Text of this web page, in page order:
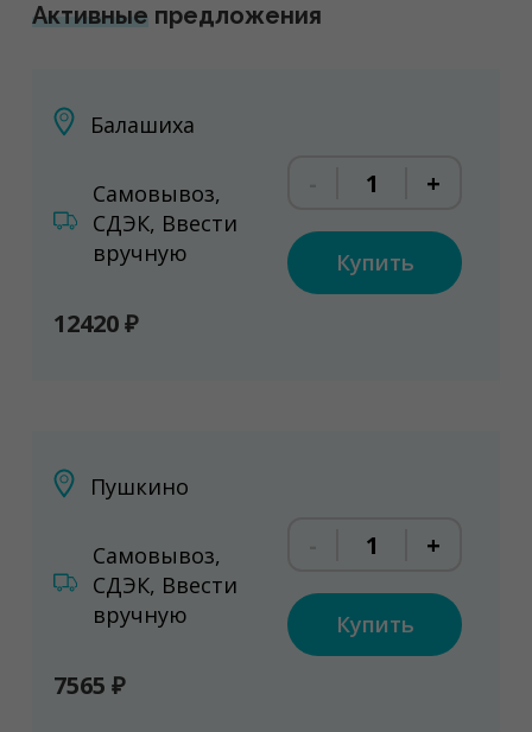
Активные предложения
Балашиха
Самовывоз,
СДЭК, Ввести
вручную
12420 ₽
+
Купить
Пушкино
Самовывоз,
СДЭК, Ввести
вручную
7565 ₽
+
Купить